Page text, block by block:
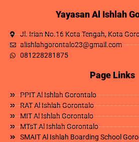
Yayasan Al Ishlah
Jl. Irian No.16 Kota Tengah, Kota
alishlahgorontalo23@gmail.com
081228281875
Page Links
PPIT Al Ishlah Gorontalo
RAT Al Ishlah Gorontalo
MIT Al Ishlah Gorontalo
MTsT Al Ishlah Gorontalo
SMAIT Al Ishlah Boarding School